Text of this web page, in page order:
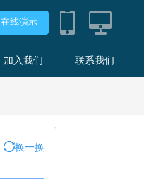
在线演示
加入我们 联系我们
换一换